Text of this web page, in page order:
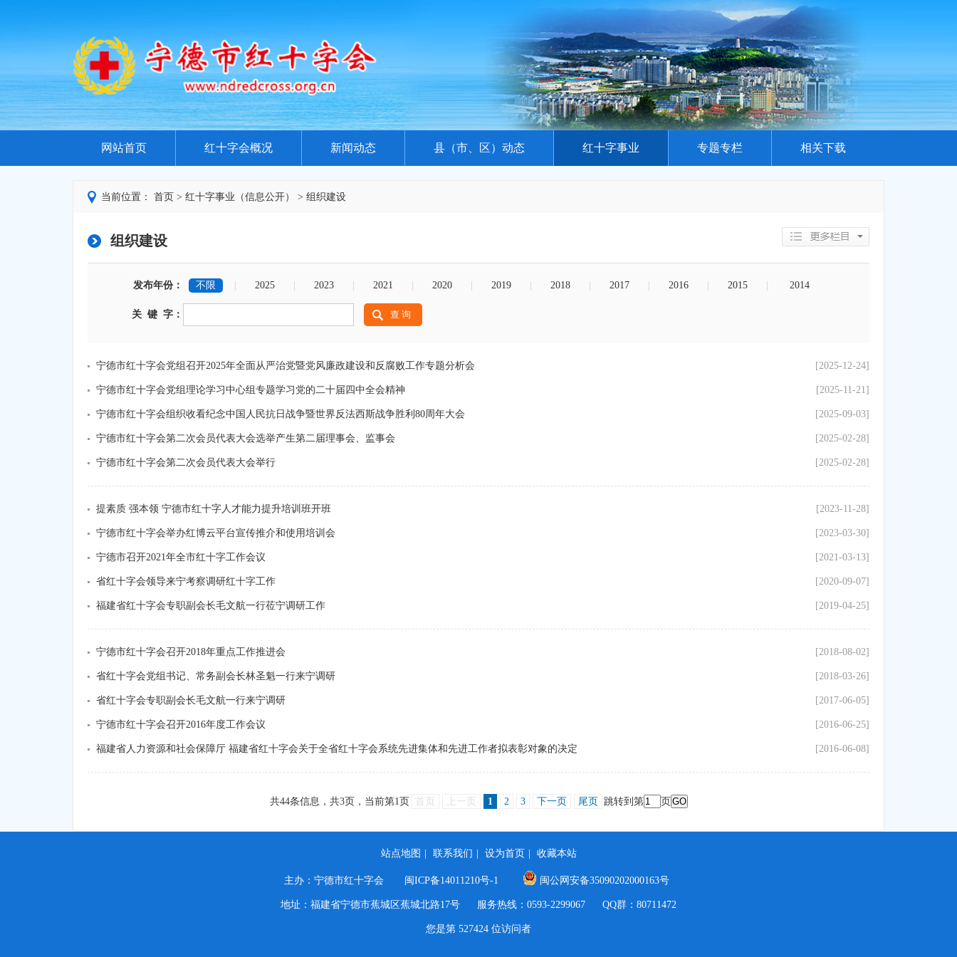
网站首页 红十字会概况 新闻动态 县（市、区）动态 红十字事业 专题专栏 相关下载
当前位置： 首页 > 红十字事业（信息公开） > 组织建设
组织建设
发布年份： 不限 2025 2023 2021 2020 2019 2018 2017 2016 2015 2014
关 键 字：
[2025-12-24]
宁德市红十字会党组召开2025年全面从严治党暨党风廉政建设和反腐败工作专题分析会
[2025-11-21]
宁德市红十字会党组理论学习中心组专题学习党的二十届四中全会精神
[2025-09-03]
宁德市红十字会组织收看纪念中国人民抗日战争暨世界反法西斯战争胜利80周年大会
[2025-02-28]
宁德市红十字会第二次会员代表大会选举产生第二届理事会、监事会
[2025-02-28]
宁德市红十字会第二次会员代表大会举行
[2023-11-28]
提素质 强本领 宁德市红十字人才能力提升培训班开班
[2023-03-30]
宁德市红十字会举办红博云平台宣传推介和使用培训会
[2021-03-13]
宁德市召开2021年全市红十字工作会议
[2020-09-07]
省红十字会领导来宁考察调研红十字工作
[2019-04-25]
福建省红十字会专职副会长毛文航一行莅宁调研工作
[2018-08-02]
宁德市红十字会召开2018年重点工作推进会
[2018-03-26]
省红十字会党组书记、常务副会长林圣魁一行来宁调研
[2017-06-05]
省红十字会专职副会长毛文航一行来宁调研
[2016-06-25]
宁德市红十字会召开2016年度工作会议
[2016-06-08]
福建省人力资源和社会保障厅 福建省红十字会关于全省红十字会系统先进集体和先进工作者拟表彰对象的决定
共44条信息，共3页，当前第1页 首页 上一页 1 2 3 下一页 尾页 跳转到第 页 GO
站点地图 联系我们 设为首页 收藏本站
主办：宁德市红十字会 闽ICP备14011210号-1 闽公网安备35090202000163号
地址：福建省宁德市蕉城区蕉城北路17号 服务热线：0593-2299067 QQ群：80711472
您是第 527424 位访问者